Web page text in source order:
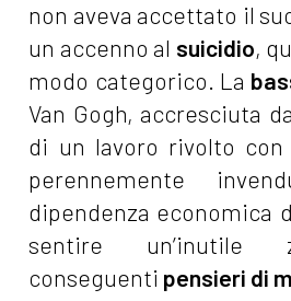
non aveva accettato il
un accenno al suicidio,
modo categorico. La
Van Gogh, accresciuta
di un lavoro rivolto con
perennemente
dipendenza economica
sentire un’inutile
conseguenti pensieri di